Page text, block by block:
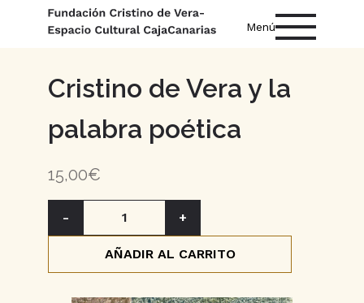
Menú
Cristino de Vera y la
palabra poética
15,00€
- 1 +
AÑADIR AL CARRITO